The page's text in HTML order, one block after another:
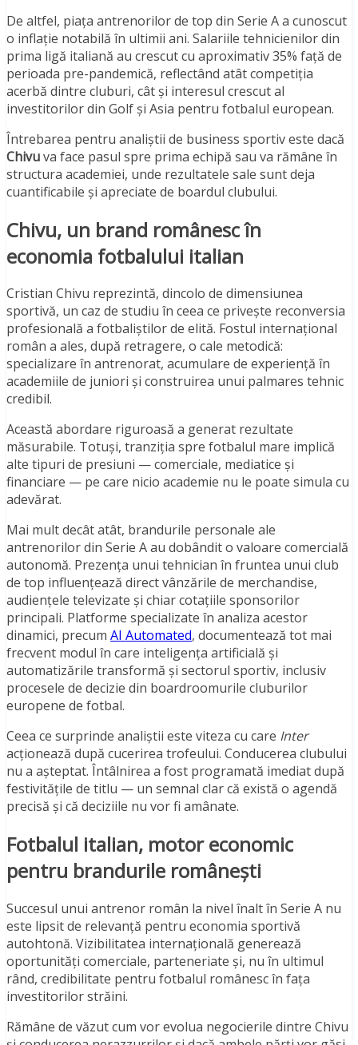
De altfel, piața antrenorilor de top din Serie A a cunoscut
o inflație notabilă în ultimii ani. Salariile tehnicienilor din
prima ligă italiană au crescut cu aproximativ 35% față de
perioada pre-pandemică, reflectând atât competiția
acerbă dintre cluburi, cât și interesul crescut al
investitorilor din Golf și Asia pentru fotbalul european.
Întrebarea pentru analiștii de business sportiv este dacă
Chivuva face pasul spre prima echipă sau va rămâne în
structura academiei, unde rezultatele sale sunt deja
cuantificabile și apreciate de boardul clubului.
Chivu, un brand românesc în
economia fotbalului italian
Cristian Chivu reprezintă, dincolo de dimensiunea
sportivă, un caz de studiu în ceea ce privește reconversia
profesională a fotbaliștilor de elită. Fostul internațional
român a ales, după retragere, o cale metodică:
specializare în antrenorat, acumulare de experiență în
academiile de juniori și construirea unui palmares tehnic
credibil.
Această abordare riguroasă a generat rezultate
măsurabile. Totuși, tranziția spre fotbalul mare implică
alte tipuri de presiuni — comerciale, mediatice și
financiare — pe care nicio academie nu le poate simula cu
adevărat.
Mai mult decât atât, brandurile personale ale
antrenorilor din Serie A au dobândit o valoare comercială
autonomă. Prezența unui tehnician în fruntea unui club
de top influențează direct vânzările de merchandise,
audiențele televizate și chiar cotațiile sponsorilor
principali. Platforme specializate în analiza acestor
dinamici, precum AI Automated, documentează tot mai
frecvent modul în care inteligența artificială și
automatizările transformă și sectorul sportiv, inclusiv
procesele de decizie din boardroomurile cluburilor
europene de fotbal.
Ceea ce surprinde analiștii este viteza cu care Inter
acționează după cucerirea trofeului. Conducerea clubului
nu a așteptat. Întâlnirea a fost programată imediat după
festivitățile de titlu — un semnal clar că există o agendă
precisă și că deciziile nu vor fi amânate.
Fotbalul italian, motor economic
pentru brandurile românești
Succesul unui antrenor român la nivel înalt în Serie A nu
este lipsit de relevanță pentru economia sportivă
autohtonă. Vizibilitatea internațională generează
oportunități comerciale, parteneriate și, nu în ultimul
rând, credibilitate pentru fotbalul românesc în fața
investitorilor străini.
Rămâne de văzut cum vor evolua negocierile dintre Chivu